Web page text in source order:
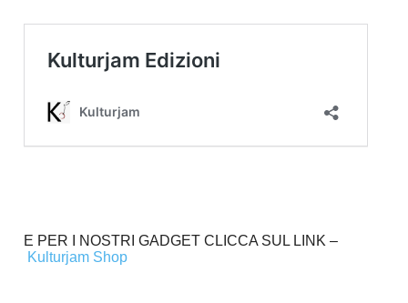
E PER I NOSTRI GADGET CLICCA SUL LINK –
Kulturjam Shop